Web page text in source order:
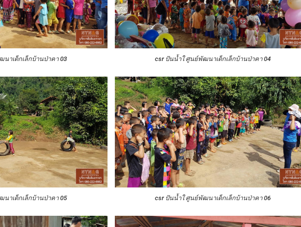
าเด็กเล็กบ้านป่าคา 03 csr ปันน้ำใ ศูนย์พัฒนาเด็กเล็กบ้านป่าคา 04
าเด็กเล็กบ้านป่าคา 05 csr ปันน้ำใ ศูนย์พัฒนาเด็กเล็กบ้านป่าคา 06